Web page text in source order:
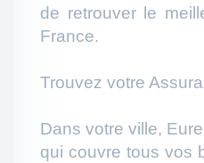
de retrouver le
France.
Trouvez votre
Dans votre ville,
qui couvre tous vos